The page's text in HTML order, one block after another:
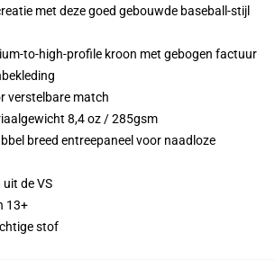
met deze goed gebouwde baseball-stijl
to-high-profile kroon met gebogen factuur
verstelbare match
8,4 oz / 285gsm
breed entreepaneel voor naadloze
de VS
13+
stof